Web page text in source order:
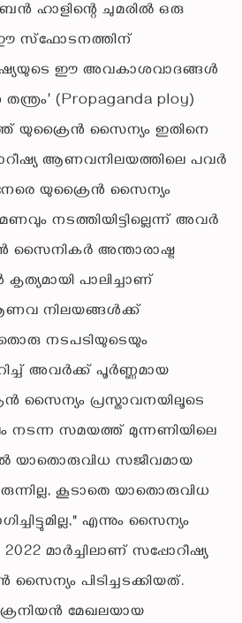
ഹാളിന്റെ ചുമരിൽ ഒരു
ഈ സ്ഫോടനത്തിന്
ഈ അവകാശവാദങ്ങൾ
(Propaganda ploy)
യുക്രൈൻ സൈന്യം ഇതിനെ
ആണവനിലയത്തിലെ പവർ
യുക്രൈൻ സൈന്യം
നടത്തിയിട്ടില്ലെന്ന് അവർ
സൈനികർ അന്താരാഷ്ട്ര
പാലിച്ചാണ്
നിലയങ്ങൾക്ക്
നടപടിയുടെയും
അവർക്ക് പൂർണ്ണമായ
സൈന്യം പ്രസ്താവനയിലൂടെ
നടന്ന സമയത്ത് മുന്നണിയിലെ
യാതൊരുവിധ സജീവമായ
കൂടാതെ യാതൊരുവിധ
എന്നും സൈന്യം
മാർച്ചിലാണ് സപ്പോറീഷ്യ
പിടിച്ചടക്കിയത്.
മേഖലയായ